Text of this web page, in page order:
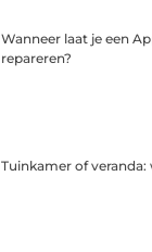
Wanneer laat je een
repareren?
Tuinkamer of veranda: